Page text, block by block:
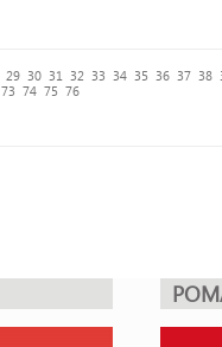
29 30 31 32 33 34 35 36 37 38
73 74 75 76